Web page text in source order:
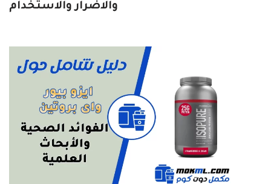
والاضرار والاستخدام